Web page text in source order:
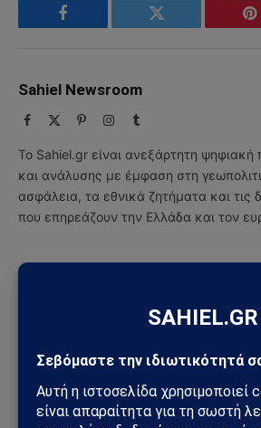
Facebook Twitter
Sahiel Newsroom
Facebook PinterestInstagram
Tumblr
Το Sahiel.gr είναι ανεξάρτητη
και ανάλυσης με έμφαση στη
ασφάλεια, τα εθνικά ζητήματα και τις
που επηρεάζουν την Ελλάδα και τον